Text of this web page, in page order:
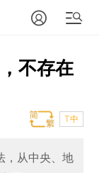
不存在
T中
，从中央、地